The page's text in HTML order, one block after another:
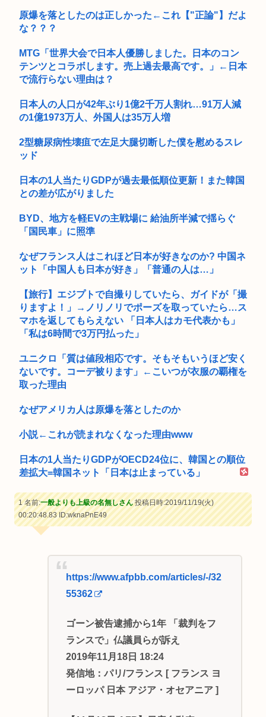
原爆を落としたのは正しかった←これ【"正論"】だよ
な？？？
MTG「世界大会で日本人優勝しました。日本のコン
テンツとコラボします。売上過去最高です。」←日本
で流行らない理由は？
日本人の人口が42年ぶり1億2千万人割れ…91万人減
の1億1973万人、外国人は35万人増
2型糖尿病性壊疽で左足大腿切断した僕を慰めるスレ
ッド
日本の1人当たりGDPが過去最低順位更新！また韓国
との差が広がりました
BYD、地方を軽EVの主戦場に 給油所半減で揺らぐ
「国民車」に照準
なぜフランス人はこれほど日本が好きなのか? 中国ネ
ット「中国人も日本が好き」「普通の人は…」
【旅行】エジプトで自撮りしていたら、ガイドが「撮
りますよ！」→ノリノリでポーズを取っていたら…ス
マホを返してもらえない 「日本人はカモ代表かも」
「私は6時間で3万円払った」
ユニクロ「質は値段相応です。そもそもいうほど安く
ないです。コーデ被ります」←こいつが衣服の覇権を
取った理由
なぜアメリカ人は原爆を落としたのか
小説←これが読まれなくなった理由www
日本の1人当たりGDPがOECD24位に、韓国との順位
差拡大=韓国ネット「日本は止まっている」
1 名前:一般よりも上級の名無しさん投稿日時:2019/11/19(火)
00:20:48.83ID:wknaPnE49
https://www.afpbb.com/articles/-/32
55362
ゴーン被告逮捕から1年 「裁判をフ
ランスで」仏議員らが訴え
2019年11月18日 18:24
発信地：パリ/フランス [ フランス ヨ
ーロッパ 日本 アジア・オセアニア ]